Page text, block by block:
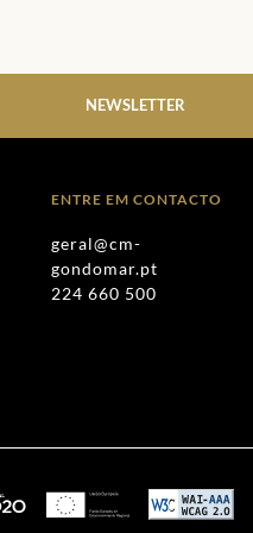
NEWSLETTER
ENTRE EM CONTACTO
geral@cm-
gondomar.pt
224 660 500